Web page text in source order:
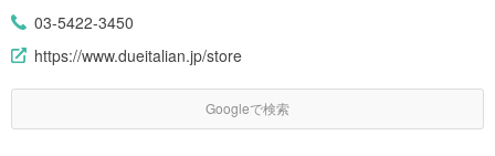
03-5422-3450
https://www.dueitalian.jp/store
Googleで検索